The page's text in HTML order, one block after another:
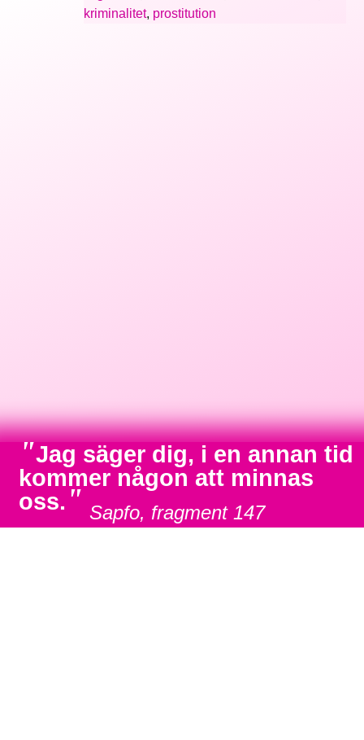
kriminalitet, prostitution
"Jag säger dig, i en annan tid
kommer någon att minnas
oss. " Sapfo, fragment 147